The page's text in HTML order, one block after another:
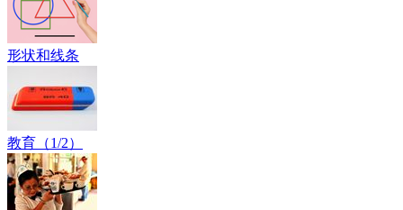
形状和线条
教育（1/2）